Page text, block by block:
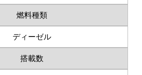
燃料種類
ディーゼル
搭載数